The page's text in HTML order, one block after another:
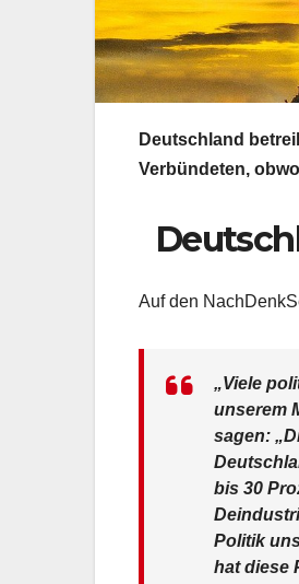
Deutschland
Verbündeten,
Auf den
„Viele
unserem
sagen:
bis 30
Politik
hat diese